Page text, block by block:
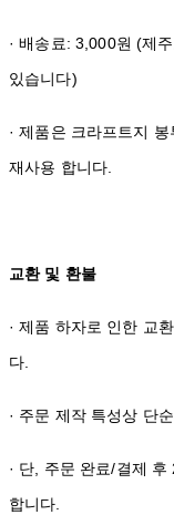
· 배송료: 3,000원 (제
있습니다)
· 제품은 크라프트지
재사용 합니다.
교환 및 환불
· 제품 하자로 인한 교
다.
· 주문 제작 특성상 단
· 단, 주문 완료/결제
합니다.